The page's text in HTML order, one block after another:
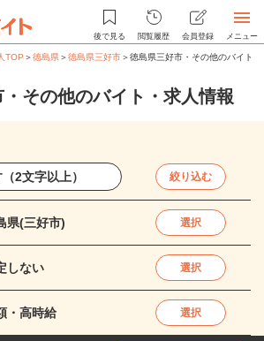
後で見る 閲覧履歴 会員登録 メニュー
TOP ＞徳島県＞徳島県三好市＞徳島県三好市・その他のバイト
その他のバイト・求人情報
絞り込む
県(三好市) 選択
しない 選択
・高時給 選択